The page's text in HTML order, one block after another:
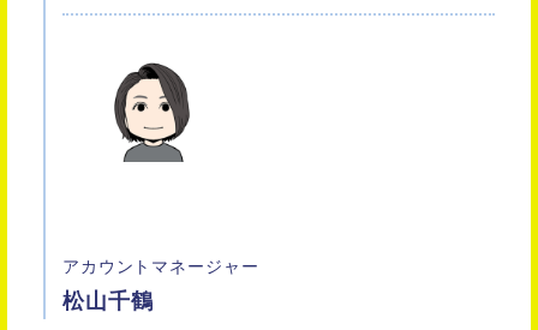
アカウントマネージャー
松山千鶴